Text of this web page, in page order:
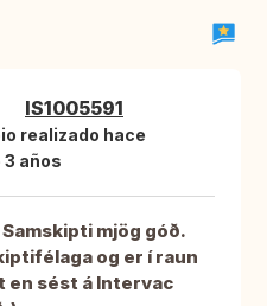
IS1005591
realizado hace
3 años
mjög góð.
og er í raun
sést á Intervac